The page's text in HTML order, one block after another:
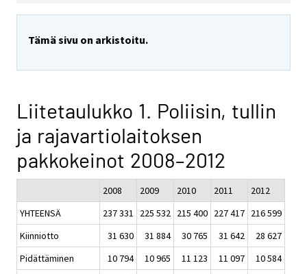
Tämä sivu on arkistoitu.
Liitetaulukko 1. Poliisin, tullin
ja rajavartiolaitoksen
pakkokeinot 2008–2012
2008 2009 2010 2011
2012
YHTEENSÄ
237 331 225 532 215 400 227 417 216 599
Kiinniotto
31 630 31 884 30 765 31 642
28 627
Pidättäminen
10 794 10 965 11 123 11 097
10 584